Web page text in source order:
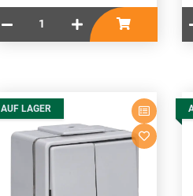
AUF LAGER